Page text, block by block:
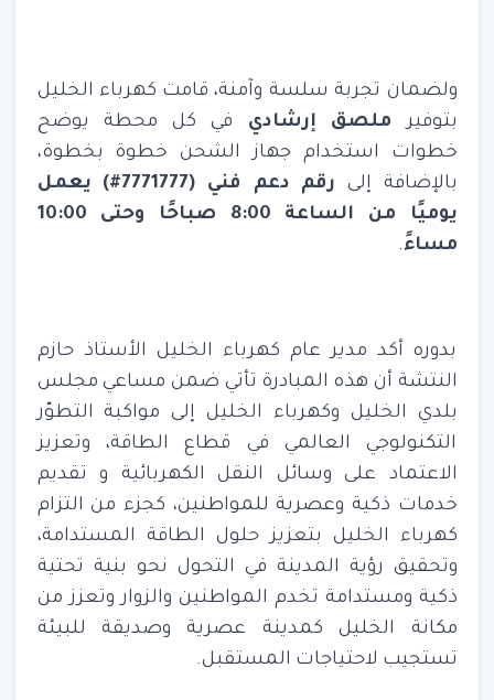
ولضمان تجربة سلسة وآمنة، قامت كهرباء الخليل
بتوفير ملصق إرشادي في كل محطة يوضح
خطوات استخدام جهاز الشحن خطوة بخطوة،
بالإضافة إلى
رقم دعم فني (7771777#) يعمل
يوميًا من الساعة 8:00 صباحًا وحتى 10:00
مساءً.
بدوره أكد مدير عام كهرباء الخليل الأستاذ حازم
النتشة أن هذه المبادرة تأتي ضمن مساعي مجلس
بلدي الخليل وكهرباء الخليل إلى مواكبة التطوّر
التكنولوجي العالمي في قطاع الطاقة، وتعزيز
الاعتماد على وسائل النقل الكهربائية و تقديم
خدمات ذكية وعصرية للمواطنين، كجزء من التزام
كهرباء الخليل بتعزيز حلول الطاقة المستدامة،
وتحقيق رؤية المدينة في التحول نحو بنية تحتية
ذكية ومستدامة تخدم المواطنين والزوار وتعزز من
مكانة الخليل كمدينة عصرية وصديقة للبيئة
تستجيب لاحتياجات المستقبل.